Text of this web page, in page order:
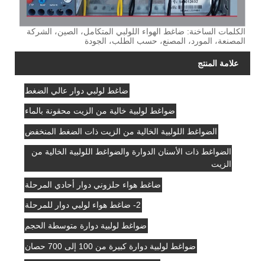
الكلمات الساخنة: ضاغط الهواء اللولبي المتكامل، الصين، الشركة
المصنعة، المورد، المصنع، حسب الطلب، الجودة
علامة المنتج
ضاغط لولبي دوار عالي الضغط
ضواغط لولبية خالية من الزيت محقونة بالماء
الضواغط اللولبية الخالية من الزيت ذات الضغط المنخفض
الضواغط ذات الأسنان الدوارة والضواغط اللولبية الخالية من
الزيت
ضاغط هواء حلزوني دوار أحادي المرحلة
2- ضاغط هواء لولبي دوار للمرحلة
ضواغط لولبية دوارة متوسطة الحجم
ضواغط لولبية دوارة كبيرة من 100 إلى 700 حصان